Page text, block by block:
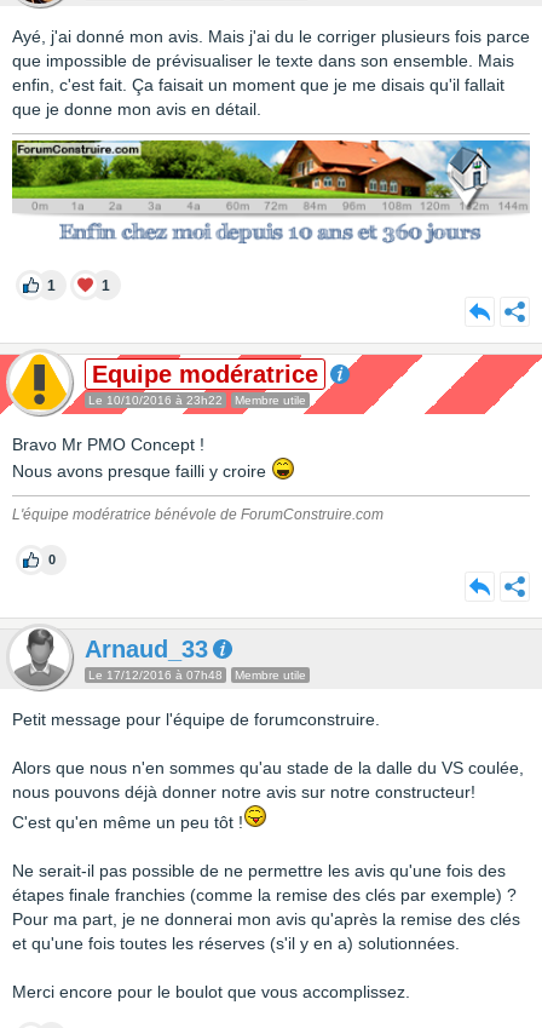
Ayé, j'ai donné mon avis. Mais j'ai du le corriger plusieurs fois parce
que impossible de prévisualiser le texte dans son ensemble. Mais
enfin, c'est fait. Ça faisait un moment que je me disais qu'il fallait
que je donne mon avis en détail.
1 1
Equipe modératrice
Le 10/10/2016 à 23h22 Membre utile
Bravo Mr PMO Concept !
Nous avons presque failli y croire
L'équipe modératrice bénévole de ForumConstruire.com
0
Arnaud_33
Le 17/12/2016 à 07h48 Membre utile
Petit message pour l'équipe de forumconstruire.
Alors que nous n'en sommes qu'au stade de la dalle du VS coulée,
nous pouvons déjà donner notre avis sur notre constructeur!
C'est qu'en même un peu tôt !
Ne serait-il pas possible de ne permettre les avis qu'une fois des
étapes finale franchies (comme la remise des clés par exemple) ?
Pour ma part, je ne donnerai mon avis qu'après la remise des clés
et qu'une fois toutes les réserves (s'il y en a) solutionnées.
Merci encore pour le boulot que vous accomplissez.